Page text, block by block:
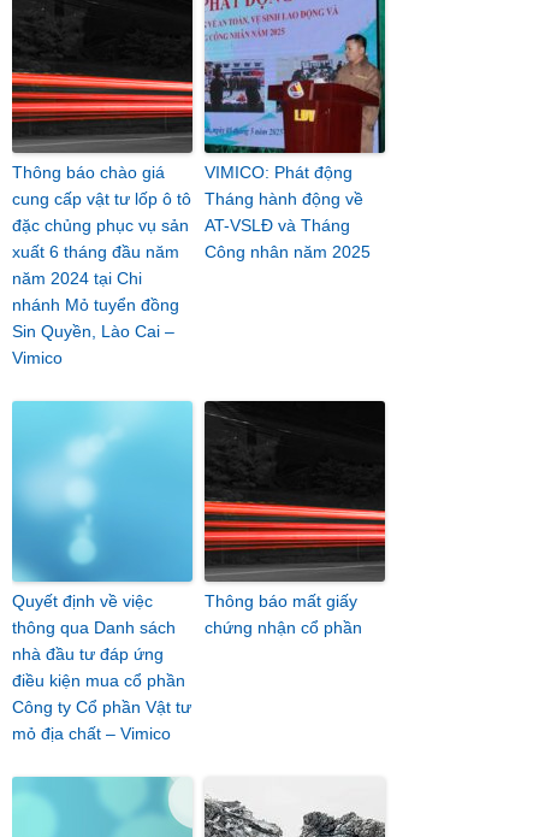
Thông báo chào giá
cung cấp vật tư lốp ô tô
đặc chủng phục vụ sản
xuất 6 tháng đầu năm
năm 2024 tại Chi
nhánh Mỏ tuyển đồng
Sin Quyền, Lào Cai –
Vimico
VIMICO: Phát động
Tháng hành động về
AT-VSLĐ và Tháng
Công nhân năm 2025
Quyết định về việc
thông qua Danh sách
nhà đầu tư đáp ứng
điều kiện mua cổ phần
Công ty Cổ phần Vật tư
mỏ địa chất – Vimico
Thông báo mất giấy
chứng nhận cổ phần